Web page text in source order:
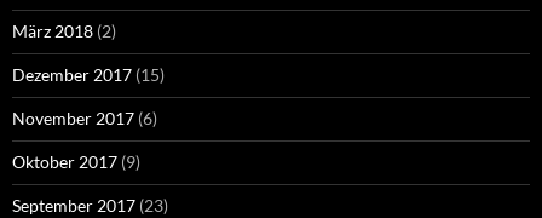
März 2018 (2)
Dezember 2017 (15)
November 2017 (6)
Oktober 2017 (9)
September 2017 (23)